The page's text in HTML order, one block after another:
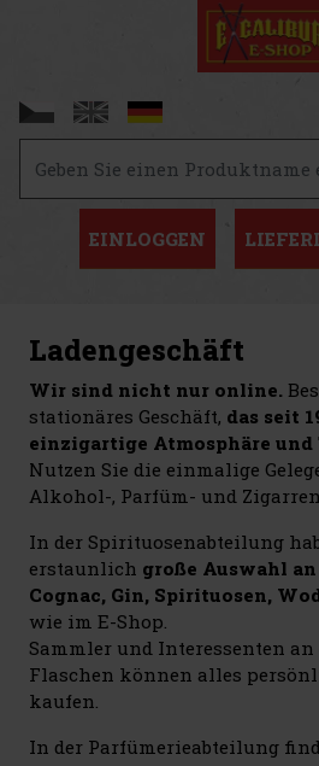
EINLOGGEN
Ladengeschäft
Wir sind nicht nur online.
stationäres Geschäft, das seit
einzigartige Atmosphäre
Nutzen Sie die einmalige
Alkohol-, Parfüm- und
In der Spirituosenabteilung
erstaunlich große Auswahl
Cognac, Gin, Spirituosen,
wie im E-Shop.
Sammler und Interessenten an
Flaschen können alles
kaufen.
In der Parfümerieabteilung